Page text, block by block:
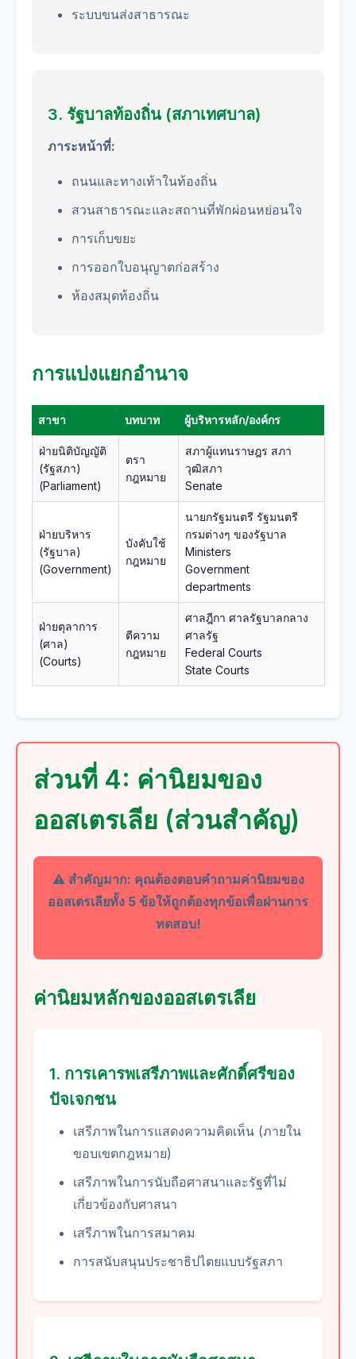
ระบบขนส่งสาธารณะ
3. รัฐบาลท้องถิ่น (สภาเทศบาล)
ภาระหน้าที่:
ถนนและทางเท้าในท้องถิ่น
สวนสาธารณะและสถานที่พักผ่อนหย่อนใจ
การเก็บขยะ
การออกใบอนุญาตก่อสร้าง
ห้องสมุดท้องถิ่น
การแบ่งแยกอำนาจ
สาขา บทบาท ผู้บริหารหลัก/องค์กร
ฝ่ายนิติบัญญัติ
(รัฐสภา)
(Parliament)
ตรา
กฎหมาย
สภาผู้แทนราษฎร สภา
วุฒิสภา
Senate
ฝ่ายบริหาร
(รัฐบาล)
(Government)
บังคับใช้
กฎหมาย
นายกรัฐมนตรี รัฐมนตรี
กรมต่างๆ ของรัฐบาล
Ministers
Government
departments
ฝ่ายตุลาการ
(ศาล)
(Courts)
ตีความ
กฎหมาย
ศาลฎีกา ศาลรัฐบาลกลาง
ศาลรัฐ
Federal Courts
State Courts
ส่วนที่ 4: ค่านิยมของ
ออสเตรเลีย (ส่วนสำคัญ)
⚠️ สำคัญมาก: คุณต้องตอบคำถามค่านิยมของ
ออสเตรเลียทั้ง 5 ข้อให้ถูกต้องทุกข้อเพื่อผ่านการ
ทดสอบ!
ค่านิยมหลักของออสเตรเลีย
1. การเคารพเสรีภาพและศักดิ์ศรีของ
ปัจเจกชน
เสรีภาพในการแสดงความคิดเห็น (ภายใน
ขอบเขตกฎหมาย)
เสรีภาพในการนับถือศาสนาและรัฐที่ไม่
เกี่ยวข้องกับศาสนา
เสรีภาพในการสมาคม
การสนับสนุนประชาธิปไตยแบบรัฐสภา